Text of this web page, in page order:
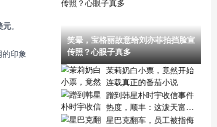
元。
的印象
笑晕，宝格丽故意给刘亦菲拍挡脸宣
传照？心眼子真多
茉莉奶白小票，竟然开始
连载真正的番茄小说
蹭到韩星朴时宇收信事件
热度，顺丰：这泼天富贵
终于轮到我了
星巴克翻车，员工被指侮